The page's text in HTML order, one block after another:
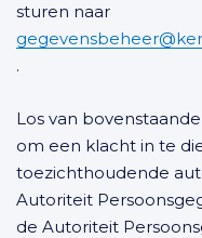
sturen naar
.
Los van
om een klacht in te
toezichthoudende
Autoriteit
de Autoriteit